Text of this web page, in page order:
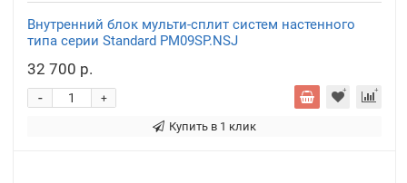
Внутренний блок мульти-сплит систем настенного
типа серии Standard PM09SP.NSJ
32 700 р.
+
-
Купить в 1 клик